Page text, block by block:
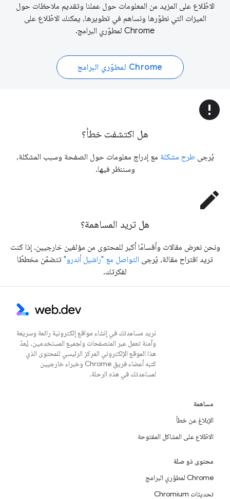
الاطّلاع على المزيد من المعلومات حول عملنا وتقديم ملاحظات حول
الميزات التي نطوّرها ونساهم في تطويرها، يمكنك الاطّلاع على
Chrome لمطوّري البرامج
.
Chrome لمطوّري البرامج
error
هل اكتشفت خطأ؟
يُرجى طرح مشكلة مع إدراج معلومات حول الصفحة وسبب المشكلة،
وسننظر فيها.
edit
هل تريد المساهمة؟
ونحن نعرض مقالات وأقسامًا أكبر للمحتوى من مؤلفين خارجيين. إذا كنت
تريد اقتراح مقالة، يُرجى التواصل مع "راشيل أندرو" تتضمّن مخططًا
لفكرتك.
نريد مساعدتك في إنشاء مواقع إلكترونية رائعة وسريعة
وآمنة تعمل عبر المتصفحات ولجميع المستخدمين. يُعدّ
هذا الموقع الإلكتروني المركز الرئيسي للمحتوى الذي
كتبه أعضاء فريق Chrome وخبراء خارجيين
لمساعدتك في هذه الرحلة.
مساهمة
الإبلاغ عن خطأ
الاطّلاع على المشاكل المفتوحة
محتوى ذو صلة
Chrome لمطوّري البرامج
تحديثات Chromium